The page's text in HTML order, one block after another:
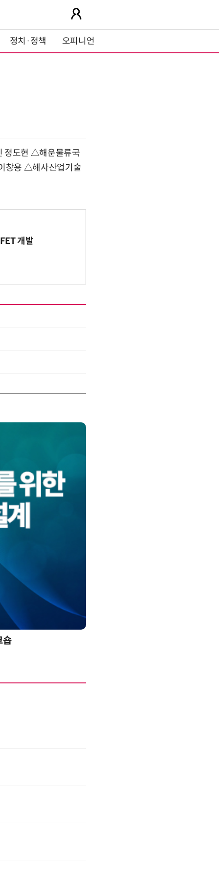
정치·정책 오피니언
정도현 △해운물류국
창용 △해사산업기술
개발
숍